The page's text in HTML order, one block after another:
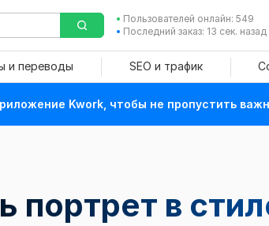
Пользователей онлайн: 549
Последний заказ: 13 сек. назад
и переводы SEO и трафик
Kwork, чтобы не пропустить
портрет в